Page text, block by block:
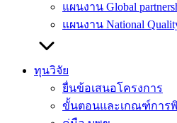
แผนงาน Global
แผนงาน National
ทุนวิจัย
ยื่นข้อเสนอโครงการ
ขั้นตอนและเกณฑ์การ